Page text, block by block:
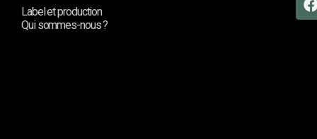
Label et production
Qui sommes-nous ?